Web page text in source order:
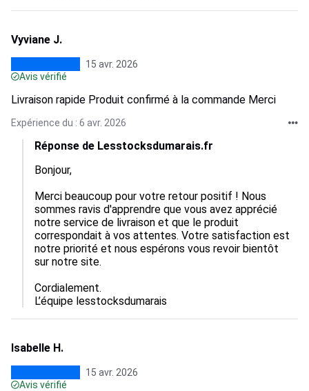
Vyviane J.
15 avr. 2026
Avis vérifié
Livraison rapide Produit confirmé à la commande Merci
Expérience du : 6 avr. 2026
Réponse de Lesstocksdumarais.fr
Bonjour,
Merci beaucoup pour votre retour positif ! Nous
sommes ravis d'apprendre que vous avez apprécié
notre service de livraison et que le produit
correspondait à vos attentes. Votre satisfaction est
notre priorité et nous espérons vous revoir bientôt
sur notre site.
Cordialement.
L’équipe lesstocksdumarais
Isabelle H.
15 avr. 2026
Avis vérifié